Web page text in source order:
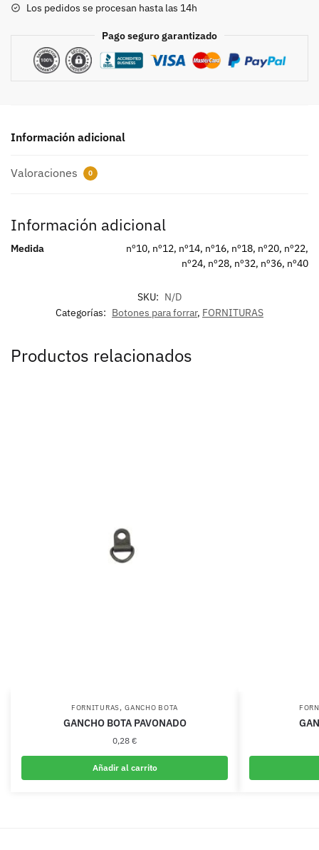
Los pedidos se procesan hasta las 14h
Pago seguro garantizado
Información adicional
Valoraciones 0
Información adicional
Medida
nº10, nº12, nº14, nº16, nº18, nº20, nº22,
nº24, nº28, nº32, nº36, nº40
SKU: N/D
Categorías: Botones para forrar, FORNITURAS
Productos relacionados
FORNITURAS,GANCHO BOTA
GANCHO BOTA PAVONADO
0,28 €
Añadir al carrito